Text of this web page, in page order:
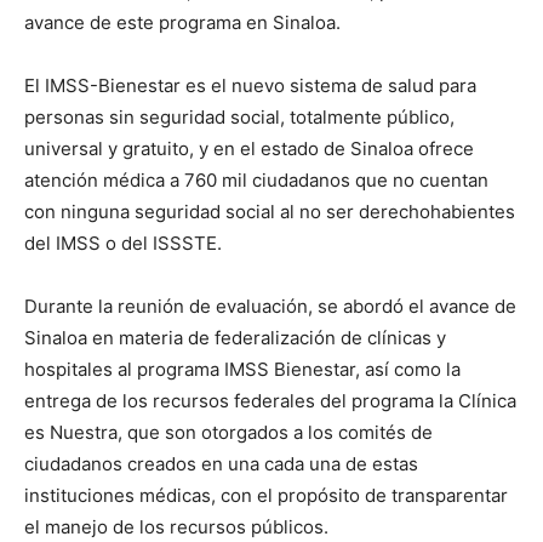
avance de este programa en Sinaloa.
El IMSS-Bienestar es el nuevo sistema de salud para
personas sin seguridad social, totalmente público,
universal y gratuito, y en el estado de Sinaloa ofrece
atención médica a 760 mil ciudadanos que no cuentan
con ninguna seguridad social al no ser derechohabientes
del IMSS o del ISSSTE.
Durante la reunión de evaluación, se abordó el avance de
Sinaloa en materia de federalización de clínicas y
hospitales al programa IMSS Bienestar, así como la
entrega de los recursos federales del programa la Clínica
es Nuestra, que son otorgados a los comités de
ciudadanos creados en una cada una de estas
instituciones médicas, con el propósito de transparentar
el manejo de los recursos públicos.